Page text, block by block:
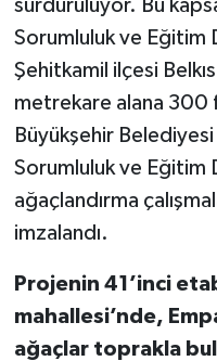
sürdürülüyor. Bu
Sorumluluk ve Eğitim
Şehitkamil ilçesi
metrekare alana 300
Büyükşehir
Sorumluluk ve Eğitim
ağaçlandırma
imzalandı.
Projenin 41’inci
mahallesi’nde,
ağaçlar toprakla
Video Haber
Yaşam
Yeme-İçme